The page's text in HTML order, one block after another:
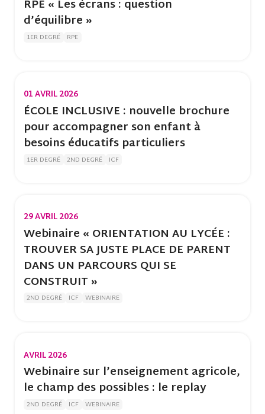
RPE « Les écrans : question
d’équilibre »
1ER DEGRÉ RPE
01 AVRIL 2026
ÉCOLE INCLUSIVE : nouvelle brochure
pour accompagner son enfant à
besoins éducatifs particuliers
1ER DEGRÉ 2ND DEGRÉ ICF
29 AVRIL 2026
Webinaire « ORIENTATION AU LYCÉE :
TROUVER SA JUSTE PLACE DE PARENT
DANS UN PARCOURS QUI SE
CONSTRUIT »
2ND DEGRÉ ICF WEBINAIRE
AVRIL 2026
Webinaire sur l’enseignement agricole,
le champ des possibles : le replay
2ND DEGRÉ ICF WEBINAIRE